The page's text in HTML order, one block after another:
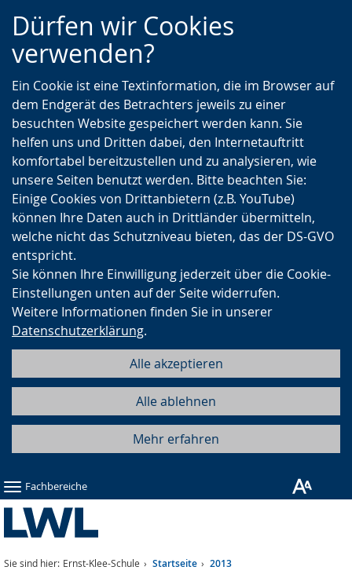
Zur
Hauptnavigation
Zur
Seitennavigation
Zum
Inhalt
Dürfen wir Cookies
verwenden?
Ein Cookie ist eine Textinformation, die im Browser auf
dem Endgerät des Betrachters jeweils zu einer
besuchten Website gespeichert werden kann. Sie
helfen uns und Dritten dabei, den Internetauftritt
komfortabel bereitzustellen und zu analysieren, wie
unsere Seiten benutzt werden. Bitte beachten Sie:
Einige Cookies von Drittanbietern (z.B. YouTube)
können Ihre Daten auch in Drittländer übermitteln,
welche nicht das Schutzniveau bieten, das der DS-GVO
entspricht.
Sie können Ihre Einwilligung jederzeit über die Cookie-
Einstellungen unten auf der Seite widerrufen.
Weitere Informationen finden Sie in unserer
Datenschutzerklärung.
Alle akzeptieren
Alle ablehnen
Mehr erfahren
Fachbereiche
Sie sind hier: Ernst-Klee-Schule Startseite 2013